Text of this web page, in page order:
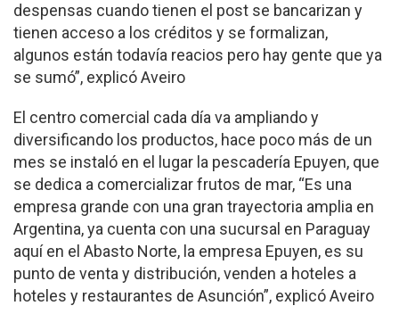
despensas cuando tienen el post se bancarizan y
tienen acceso a los créditos y se formalizan,
algunos están todavía reacios pero hay gente que ya
se sumó”, explicó Aveiro
El centro comercial cada día va ampliando y
diversificando los productos, hace poco más de un
mes se instaló en el lugar la pescadería Epuyen, que
se dedica a comercializar frutos de mar, “Es una
empresa grande con una gran trayectoria amplia en
Argentina, ya cuenta con una sucursal en Paraguay
aquí en el Abasto Norte, la empresa Epuyen, es su
punto de venta y distribución, venden a hoteles a
hoteles y restaurantes de Asunción”, explicó Aveiro